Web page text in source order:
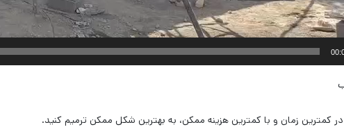
کمترین زمان و با کمترین هزینه ممکن، به بهترین شکل ممکن ترمیم کنید.